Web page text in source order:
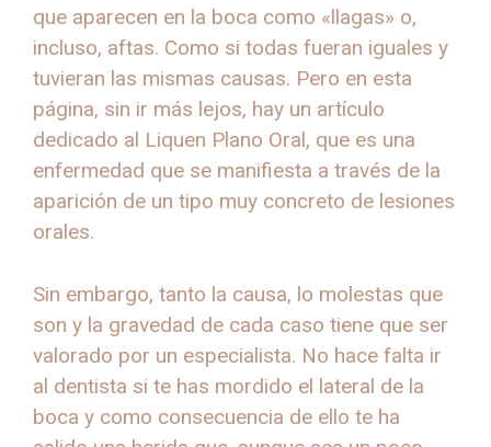
que aparecen en la boca como «llagas» o,
incluso, aftas. Como si todas fueran iguales y
tuvieran las mismas causas. Pero en esta
página, sin ir más lejos, hay un artículo
dedicado al Liquen Plano Oral, que es una
enfermedad que se manifiesta a través de la
aparición de un tipo muy concreto de lesiones
orales.
Sin embargo, tanto la causa, lo molestas que
son y la gravedad de cada caso tiene que ser
valorado por un especialista. No hace falta ir
al dentista si te has mordido el lateral de la
boca y como consecuencia de ello te ha